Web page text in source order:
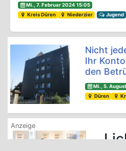
Mi., 7. Februar 2024 15:05
Kreis Düren
Niederzier Jugend
Nicht
Ihr
den
Mi., 5.
Düren